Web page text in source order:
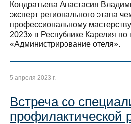
Кондратьева Анастасия
эксперт регионального этапа
профессиональному
2023» в Республике Карелия по
«Администрирование отеля».
5 апреля 2023 г.
Встреча со
профилактической